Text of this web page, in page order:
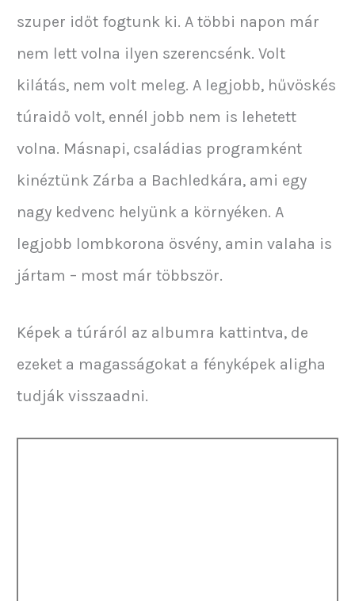
szuper időt fogtunk ki. A többi napon már
nem lett volna ilyen szerencsénk. Volt
kilátás, nem volt meleg. A legjobb, hűvöskés
túraidő volt, ennél jobb nem is lehetett
volna. Másnapi, családias programként
kinéztünk Zárba a Bachledkára, ami egy
nagy kedvenc helyünk a környéken. A
legjobb lombkorona ösvény, amin valaha is
jártam – most már többször.
Képek a túráról az albumra kattintva, de
ezeket a magasságokat a fényképek aligha
tudják visszaadni.